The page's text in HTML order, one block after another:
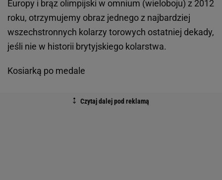
Europy i brąz olimpijski w omnium (wieloboju) z 2012
roku, otrzymujemy obraz jednego z najbardziej
wszechstronnych kolarzy torowych ostatniej dekady,
jeśli nie w historii brytyjskiego kolarstwa.
Kosiarką po medale